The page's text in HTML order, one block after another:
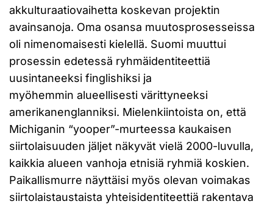
akkulturaatiovaihetta koskevan projektin
avainsanoja. Oma osansa muutosprosesseissa
oli nimenomaisesti kielellä. Suomi muuttui
prosessin edetessä ryhmäidentiteettiä
uusintaneeksi finglishiksi ja
myöhemmin alueellisesti värittyneeksi
amerikanenglanniksi. Mielenkiintoista on, että
Michiganin “yooper”-murteessa kaukaisen
siirtolaisuuden jäljet näkyvät vielä 2000-luvulla,
kaikkia alueen vanhoja etnisiä ryhmiä koskien.
Paikallismurre näyttäisi myös olevan voimakas
siirtolaistaustaista yhteisidentiteettiä rakentava